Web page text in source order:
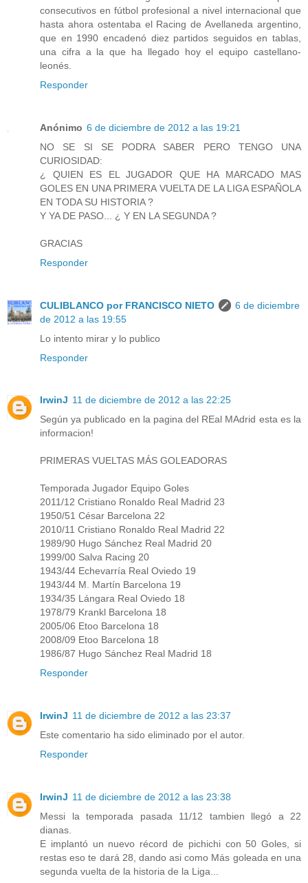
consecutivos en fútbol profesional a nivel internacional que
hasta ahora ostentaba el Racing de Avellaneda argentino,
que en 1990 encadenó diez partidos seguidos en tablas,
una cifra a la que ha llegado hoy el equipo castellano-
leonés.
Responder
Anónimo 6 de diciembre de 2012 a las 19:21
NO SE SI SE PODRA SABER PERO TENGO UNA
CURIOSIDAD:
¿ QUIEN ES EL JUGADOR QUE HA MARCADO MAS
GOLES EN UNA PRIMERA VUELTA DE LA LIGA ESPAÑOLA
EN TODA SU HISTORIA ?
Y YA DE PASO... ¿ Y EN LA SEGUNDA ?
GRACIAS
Responder
CULIBLANCO por FRANCISCO NIETO
6 de diciembre
de 2012 a las 19:55
Lo intento mirar y lo publico
Responder
IrwinJ 11 de diciembre de 2012 a las 22:25
Según ya publicado en la pagina del REal MAdrid esta es la
informacion!
PRIMERAS VUELTAS MÁS GOLEADORAS
Temporada Jugador Equipo Goles
2011/12 Cristiano Ronaldo Real Madrid 23
1950/51 César Barcelona 22
2010/11 Cristiano Ronaldo Real Madrid 22
1989/90 Hugo Sánchez Real Madrid 20
1999/00 Salva Racing 20
1943/44 Echevarría Real Oviedo 19
1943/44 M. Martín Barcelona 19
1934/35 Lángara Real Oviedo 18
1978/79 Krankl Barcelona 18
2005/06 Etoo Barcelona 18
2008/09 Etoo Barcelona 18
1986/87 Hugo Sánchez Real Madrid 18
Responder
IrwinJ 11 de diciembre de 2012 a las 23:37
Este comentario ha sido eliminado por el autor.
Responder
IrwinJ 11 de diciembre de 2012 a las 23:38
Messi la temporada pasada 11/12 tambien llegó a 22
dianas.
E implantó un nuevo récord de pichichi con 50 Goles, si
restas eso te dará 28, dando asi como Más goleada en una
segunda vuelta de la historia de la Liga...